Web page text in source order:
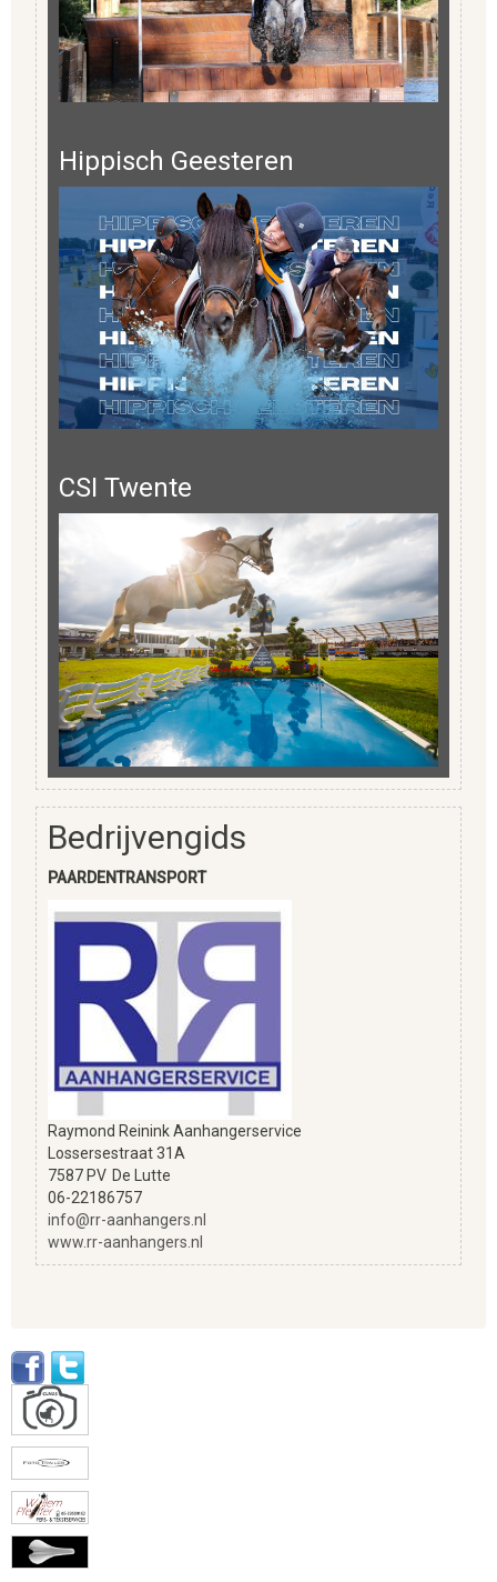
Hippisch Geesteren
CSI Twente
Bedrijvengids
PAARDENTRANSPORT
Raymond Reinink Aanhangerservice
Lossersestraat 31A
7587 PV De Lutte
06-22186757
info@rr-aanhangers.nl
www.rr-aanhangers.nl